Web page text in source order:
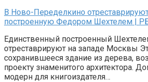
В Ново-Переделкино
построенную Федором Шехтелем |
Единственный построенный
отреставрируют на западе Москвы
сохранившееся здание из дерева,
проекту знаменитого архитектора.
модерн для книгоиздателя…